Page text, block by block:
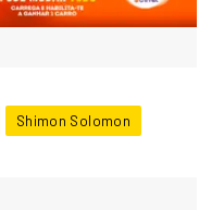
Shimon Solomon